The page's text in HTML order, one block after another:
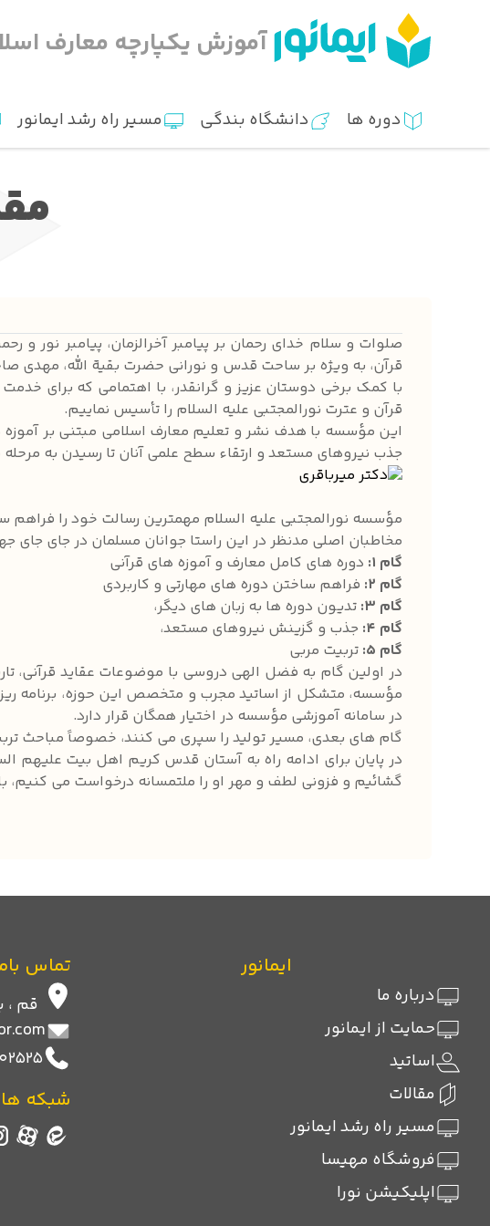
آموزش یکپارچه معارف
دوره ها دانشگاه بندگی مسیر راه رشد ایمانور
صلوات و سلام خدای رحمان بر پیامبر آخرالزمان، پیامبر نور و
قرآن، به ویژه بر ساحت قدس و نورانی حضرت بقیة الله، مهدی
با کمک برخی دوستان عزیز و گرانقدر، با اهتمامی که برای
قرآن و عترت نورالمجتبی علیه السلام را تأسیس نماییم.
این مؤسسه با هدف نشر و تعلیم معارف اسلامی مبتنی بر
جذب نیروهای مستعد و ارتقاء سطح علمی آنان تا رسیدن به
مؤسسه نورالمجتبی علیه السلام مهمترین رسالت خود را فراهم
مخاطبان اصلی مدنظر در این راستا جوانان مسلمان در جای
گام 1:
دوره های کامل معارف و آموزه های قرآنی
گام 2:
فراهم ساختن دوره های مهارتی و کاربردی
گام 3:
تدیون دوره ها به زبان های دیگر،
گام 4:
جذب و گزینش نیروهای مستعد،
گام 5:
تربیت مربی
در اولین گام به فضل الهی دروسی با موضوعات عقاید قرآنی،
مؤسسه، متشکل از اساتید مجرب و متخصص این حوزه، برنامه
در سامانه آموزشی مؤسسه در اختیار همگان قرار دارد.
گام های بعدی، مسیر تولید را سپری می کنند، خصوصاً مباحث
در پایان برای ادامه راه به آستان قدس کریم اهل بیت
گشائیم و فزونی لطف و مهر او را ملتمسانه درخواست می
ایمانور
درباره ما
حمایت از ایمانور
اساتید
مقالات
مسیر راه رشد ایمانور
فروشگاه مهیسا
اپلیکیشن نورا
تماس
قم ،
شبکه